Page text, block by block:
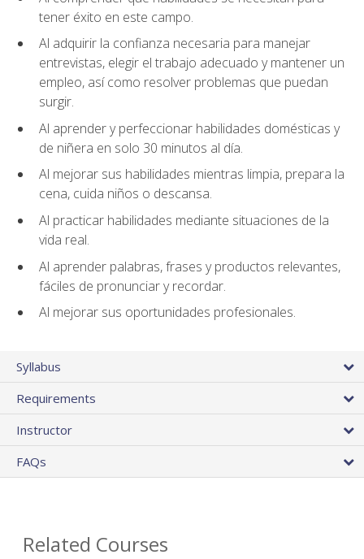
tener éxito en este campo.
Al adquirir la confianza necesaria para manejar
entrevistas, elegir el trabajo adecuado y mantener un
empleo, así como resolver problemas que puedan
surgir.
Al aprender y perfeccionar habilidades domésticas y
de niñera en solo 30 minutos al día.
Al mejorar sus habilidades mientras limpia, prepara la
cena, cuida niños o descansa.
Al practicar habilidades mediante situaciones de la
vida real.
Al aprender palabras, frases y productos relevantes,
fáciles de pronunciar y recordar.
Al mejorar sus oportunidades profesionales.
Syllabus
Requirements
Instructor
FAQs
Related Courses